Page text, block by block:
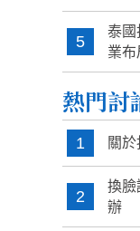
5
泰國
業布
熱門討
1 關
2
換臉
辦